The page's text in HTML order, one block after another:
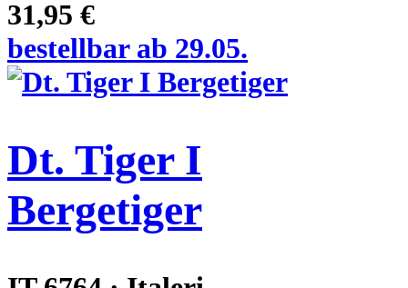
31,95 €
bestellbar ab 29.05.
Dt. Tiger I
Bergetiger